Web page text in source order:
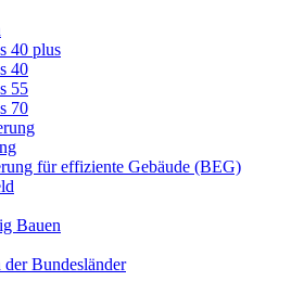
40 plus
40
55
70
für effiziente Gebäude (BEG)
Bauen
der Bundesländer